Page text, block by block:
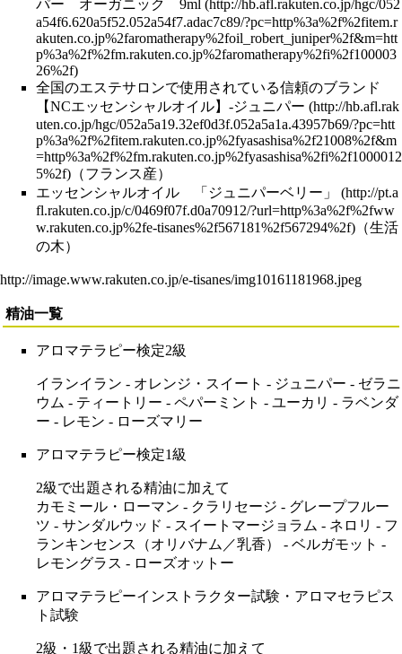
パー オーガニック 9ml
全国のエステサロンで使用されている信頼のブランド
【NCエッセンシャルオイル】-ジュニパー
（フランス産）
エッセンシャルオイル 「ジュニパーベリー」
（生活
の木）
http://image.www.rakuten.co.jp/e-tisanes/img10161181968.jpeg
精油一覧
アロマテラピー検定2級
イランイラン - オレンジ・スイート - ジュニパー - ゼラニ
ウム - ティートリー - ペパーミント - ユーカリ - ラベンダ
ー - レモン - ローズマリー
アロマテラピー検定1級
2級で出題される精油に加えて
カモミール・ローマン - クラリセージ - グレープフルー
ツ - サンダルウッド - スイートマージョラム - ネロリ - フ
ランキンセンス
（オリバナム／乳香） - ベルガモット -
レモングラス - ローズオットー
アロマテラピーインストラクター試験・ アロマセラピス
ト 試験
2級・1級で出題される精油に加えて